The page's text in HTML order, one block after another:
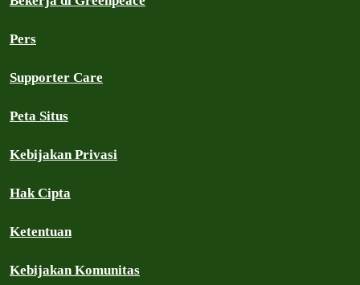
Pers
Supporter Care
Peta Situs
Kebijakan Privasi
Hak Cipta
Ketentuan
Kebijakan Komunitas